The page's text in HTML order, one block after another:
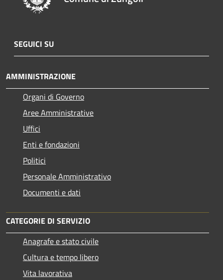
SEGUICI SU
AMMINISTRAZIONE
Organi di Governo
Aree Amministrative
Uffici
Enti e fondazioni
Politici
Personale Amministrativo
Documenti e dati
CATEGORIE DI SERVIZIO
Anagrafe e stato civile
Cultura e tempo libero
Vita lavorativa